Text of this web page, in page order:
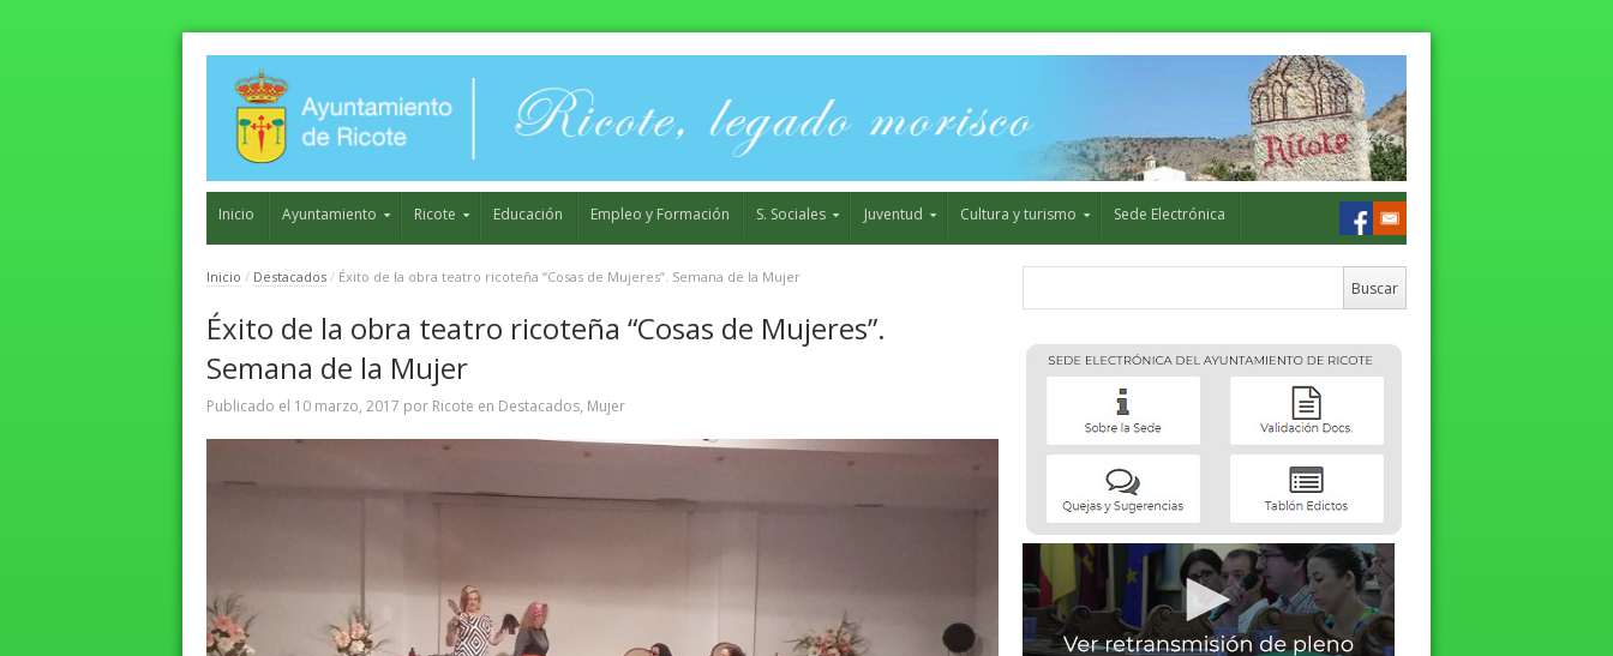
Inicio Ayuntamiento Ricote Educación Empleo y Formación S. Sociales Juventud Cultura y turismo Sede Electrónica
Inicio / Destacados / Éxito de la obra teatro ricoteña “Cosas de Mujeres”. Semana de la Mujer
Éxito de la obra teatro ricoteña “Cosas de Mujeres”.
Semana de la Mujer
Publicado el 10 marzo, 2017 por Ricote en Destacados, Mujer